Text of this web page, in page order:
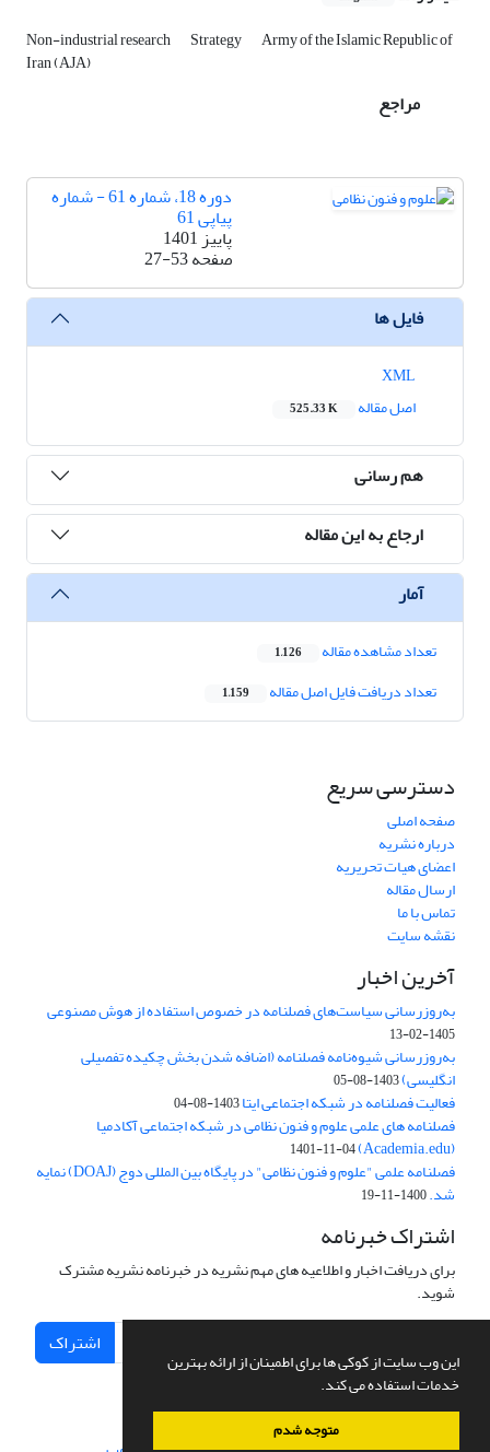
این وب سایت از کوکی ها برای اطمینان از ارائه بهترین
خدمات استفاده می کند.
متوجه شدم
Non-industrial research Strategy Army of the Islamic Republic of
Iran (AJA)
مراجع
دوره 18، شماره 61 - شماره
پیاپی 61
پاییز 1401
صفحه27-53
فایل ها
اصل مقاله
525.33 K
هم رسانی
ارجاع به این مقاله
آمار
تعداد مشاهده مقاله 1,126
تعداد دریافت فایل اصل مقاله 1,159
دسترسی سریع
صفحه اصلی
درباره نشریه
اعضای هیات تحریریه
ارسال مقاله
تماس با ما
نقشه سایت
آخرین اخبار
به‌روزرسانی سیاست‌های فصلنامه در خصوص استفاده از هوش مصنوعی
1405-02-13
به‌روزرسانی شیوه‌نامه فصلنامه (اضافه شدن بخش چکیده تفصیلی
انگلیسی)1403-08-05
فعالیت فصلنامه در شبکه اجتماعی ایتا1403-08-04
فصلنامه های علمی علوم و فنون نظامی در شبکه اجتماعی آکادمیا
(Academia.edu)
1401-11-04
فصلنامه علمی "علوم و فنون نظامی" در پایگاه بین المللی دوج (DOAJ) نمایه
شد.1400-11-19
اشتراک خبرنامه
برای دریافت اخبار و اطلاعیه های مهم نشریه در خبرنامه نشریه مشترک
شوید.
اشتراک